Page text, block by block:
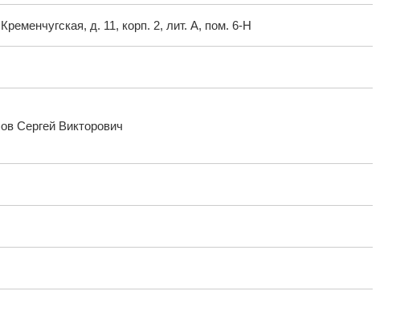
д. 11, корп. 2, лит. А, пом. 6-Н
Сергей Викторович